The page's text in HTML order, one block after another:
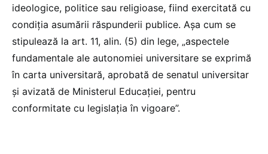
ideologice, politice sau religioase, fiind exercitată cu
condiția asumării răspunderii publice. Așa cum se
stipulează la art. 11, alin. (5) din lege, „aspectele
fundamentale ale autonomiei universitare se exprimă
în carta universitară, aprobată de senatul universitar
şi avizată de Ministerul Educației, pentru
conformitate cu legislația în vigoare”.